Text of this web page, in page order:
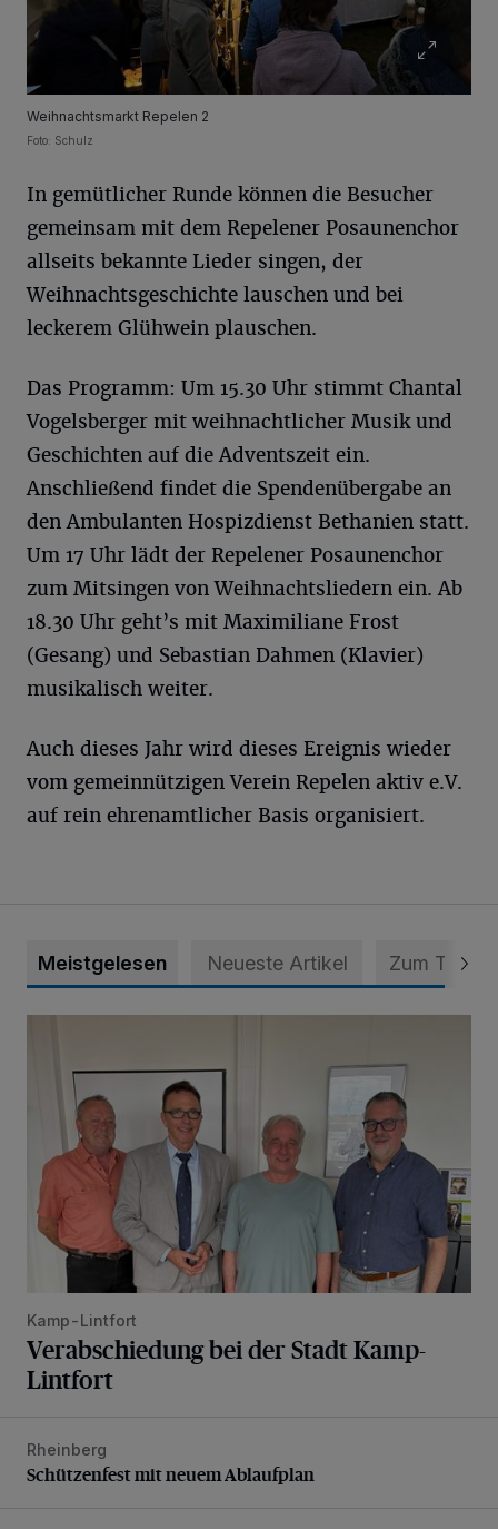
Weihnachtsmarkt Repelen 2
Foto: Schulz
In gemütlicher Runde können die Besucher
gemeinsam mit dem Repelener Posaunenchor
allseits bekannte Lieder singen, der
Weihnachtsgeschichte lauschen und bei
leckerem Glühwein plauschen.
Das Programm: Um 15.30 Uhr stimmt Chantal
Vogelsberger mit weihnachtlicher Musik und
Geschichten auf die Adventszeit ein.
Anschließend findet die Spendenübergabe an
den Ambulanten Hospizdienst Bethanien statt.
Um 17 Uhr lädt der Repelener Posaunenchor
zum Mitsingen von Weihnachtsliedern ein. Ab
18.30 Uhr geht’s mit Maximiliane Frost
(Gesang) und Sebastian Dahmen (Klavier)
musikalisch weiter.
Auch dieses Jahr wird dieses Ereignis wieder
vom gemeinnützigen Verein Repelen aktiv e.V.
auf rein ehrenamtlicher Basis organisiert.
Meistgelesen Neueste Artikel Zum Thema
Kamp-Lintfort
Verabschiedung bei der Stadt Kamp-
Lintfort
Schützenfest mit neuem Ablaufplan
Rheinberg
Schützenfest mit neuem Ablaufplan